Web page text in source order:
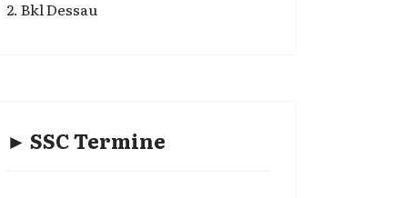
2. Bkl Dessau
► SSC Termine